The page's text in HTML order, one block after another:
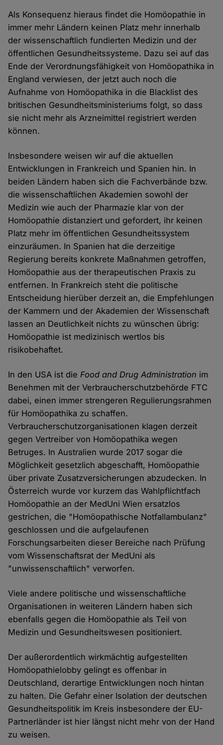
Als Konsequenz hieraus findet die Homöopathie in
immer mehr Ländern keinen Platz mehr innerhalb
der wissenschaftlich fundierten Medizin und der
öffentlichen Gesundheitssysteme. Dazu sei auf das
Ende der Verordnungsfähigkeit von Homöopathika in
England verwiesen, der jetzt auch noch die
Aufnahme von Homöopathika in die Blacklist des
britischen Gesundheitsministeriums folgt, so dass
sie nicht mehr als Arzneimittel registriert werden
können.
Insbesondere weisen wir auf die aktuellen
Entwicklungen in Frankreich und Spanien hin. In
beiden Ländern haben sich die Fachverbände bzw.
die wissenschaftlichen Akademien sowohl der
Medizin wie auch der Pharmazie klar von der
Homöopathie distanziert und gefordert, ihr keinen
Platz mehr im öffentlichen Gesundheitssystem
einzuräumen. In Spanien hat die derzeitige
Regierung bereits konkrete Maßnahmen getroffen,
Homöopathie aus der therapeutischen Praxis zu
entfernen. In Frankreich steht die politische
Entscheidung hierüber derzeit an, die Empfehlungen
der Kammern und der Akademien der Wissenschaft
lassen an Deutlichkeit nichts zu wünschen übrig:
Homöopathie ist medizinisch wertlos bis
risikobehaftet.
In den USA ist dieFood and Drug Administration im
Benehmen mit der Verbraucherschutzbehörde FTC
dabei, einen immer strengeren Regulierungsrahmen
für Homöopathika zu schaffen.
Verbraucherschutzorganisationen klagen derzeit
gegen Vertreiber von Homöopathika wegen
Betruges. In Australien wurde 2017 sogar die
Möglichkeit gesetzlich abgeschafft, Homöopathie
über private Zusatzversicherungen abzudecken. In
Österreich wurde vor kurzem das Wahlpflichtfach
Homöopathie an der MedUni Wien ersatzlos
gestrichen, die "Homöopathische Notfallambulanz"
geschlossen und die aufgelaufenen
Forschungsarbeiten dieser Bereiche nach Prüfung
vom Wissenschaftsrat der MedUni als
"unwissenschaftlich" verworfen.
Viele andere politische und wissenschaftliche
Organisationen in weiteren Ländern haben sich
ebenfalls gegen die Homöopathie als Teil von
Medizin und Gesundheitswesen positioniert.
Der außerordentlich wirkmächtig aufgestellten
Homöopathielobby gelingt es offenbar in
Deutschland, derartige Entwicklungen noch hintan
zu halten. Die Gefahr einer Isolation der deutschen
Gesundheitspolitik im Kreis insbesondere der EU-
Partnerländer ist hier längst nicht mehr von der Hand
zu weisen.